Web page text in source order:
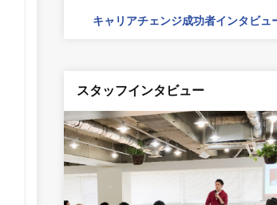
キャリアチェンジ成功者インタビュ
スタッフインタビュー